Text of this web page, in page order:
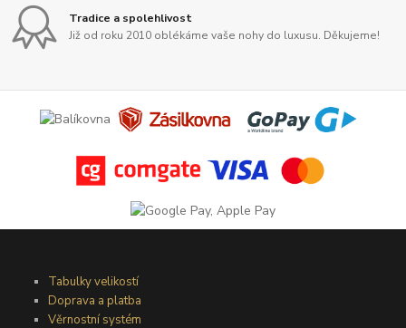
Tradice a spolehlivost
Již od roku 2010 oblékáme vaše nohy do luxusu. Děkujeme!
Tabulky velikostí
Doprava a platba
Věrnostní systém